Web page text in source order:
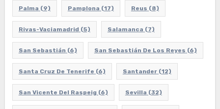
Palma (9) Pamplona (17) Reus (8)
Rivas-Vaciamadrid (5) Salamanca (7)
San Sebastián (6) San Sebastián De Los Reyes (6)
Santa Cruz De Tenerife (6) Santander(12)
San Vicente Del Raspeig (6) Sevilla (32)